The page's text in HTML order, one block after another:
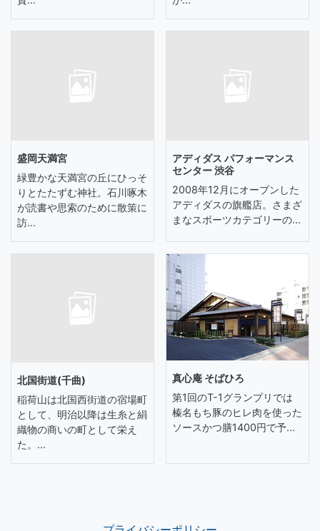
盛岡天満宮
緑豊かな天満宮の丘にひっそ
りとたたずむ神社。石川啄木
が読書や思索のために散策に
訪...
アディダス パフォーマンス
センター 渋谷
2008年12月にオープンした
アディダスの旗艦店。さまざ
まなスポーツカテゴリーの...
北国街道(千曲)
稲荷山は北国西街道の宿場町
として、明治以降は生糸と絹
織物の商いの町として栄え
た。...
真心庵 そばひろ
第1回のT-1グランプリでは
榛名もち豚のヒレ肉を使った
ソースかつ膳1400円で予...